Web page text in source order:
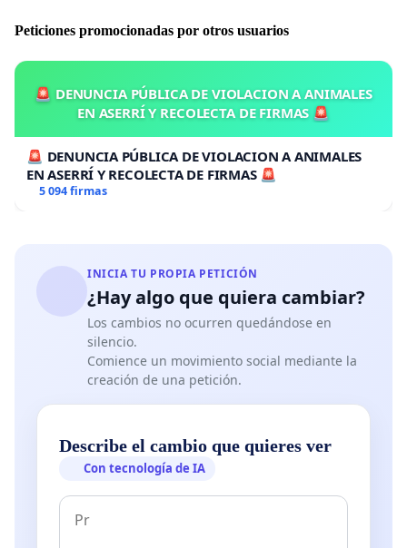
Peticiones promocionadas por otros usuarios
🚨 DENUNCIA PÚBLICA DE VIOLACION A ANIMALES
EN ASERRÍ Y RECOLECTA DE FIRMAS 🚨
🚨 DENUNCIA PÚBLICA DE VIOLACION A ANIMALES
EN ASERRÍ Y RECOLECTA DE FIRMAS 🚨
5 094 firmas
INICIA TU PROPIA PETICIÓN
¿Hay algo que quiera cambiar?
Los cambios no ocurren quedándose en
silencio.
Comience un movimiento social mediante la
creación de una petición.
Describe el cambio que quieres ver
Con tecnología de IA